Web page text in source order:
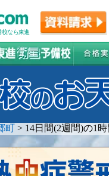
なら東進
町 > 14日間(2週間)の1